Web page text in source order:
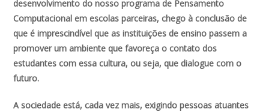
desenvolvimento do nosso programa de Pensamento
Computacional em escolas parceiras, chego à conclusão de
que é imprescindível que as instituições de ensino passem a
promover um ambiente que favoreça o contato dos
estudantes com essa cultura, ou seja, que dialogue com o
futuro.
A sociedade está, cada vez mais, exigindo pessoas atuantes